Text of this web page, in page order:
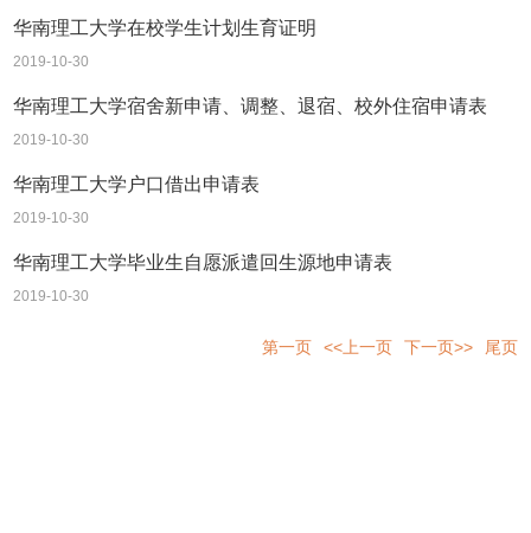
华南理工大学在校学生计划生育证明
2019-10-30
华南理工大学宿舍新申请、调整、退宿、校外住宿申请表
2019-10-30
华南理工大学户口借出申请表
2019-10-30
华南理工大学毕业生自愿派遣回生源地申请表
2019-10-30
第一页 <<上一页 下一页>> 尾页